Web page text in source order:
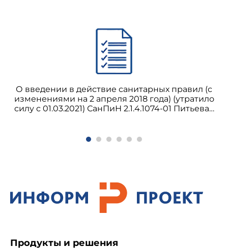
О введении в действие санитарных правил (с
изменениями на 2 апреля 2018 года) (утратило
силу с 01.03.2021) СанПиН 2.1.4.1074-01 Питьевая
водоснабжения. Контроль качества.
Продукты и решения